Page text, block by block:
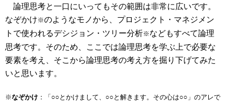
論理思考と一口にいってもその範囲は非常に広いです。
なぞかけ ※のようなモノから、プロジェクト・マネジメン
トで使われるデシジョン・ツリー分析※ などもすべて論理
思考です。そのため、ここでは論理思考を学ぶ上で必要な
要素を考え、そこから論理思考の考え方を掘り下げてみた
いと思います。
※なぞかけ ：「○○とかけまして、○○と解きます。その心は○○」のアレで